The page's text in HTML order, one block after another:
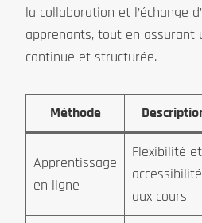
la collaboration et l’échange
apprenants, tout en assurant
continue et structurée.
Méthode
Apprentissage
en ligne
Flexibilité et
accessibilité
aux cours